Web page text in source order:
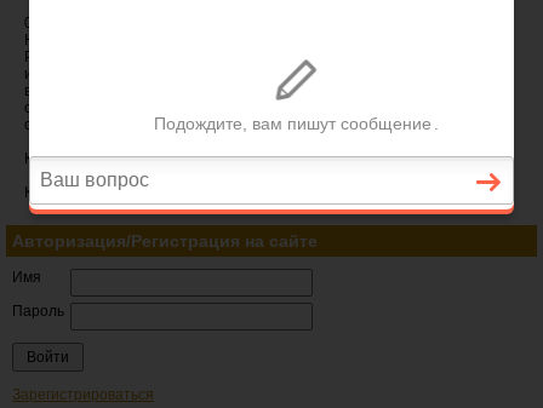
03.07.2016
Недавно вышла новая версия редакции Земельного Кодекса
Российской Федерации. Мы, как всегда, не пропустили мимо
изменения, произошедшие в нашем законодательстве. Последняя
версия редакции документа уже выложена на сайте и готова для
скачивания в формате MS WORD. Заходите в раздел загрузок и
скачивайте обновленный Земельный Кодекс РФ.
Комментарии:
Комментариев нет.
Авторизация/Регистрация на сайте
Имя
Пароль
Зарегистрироваться